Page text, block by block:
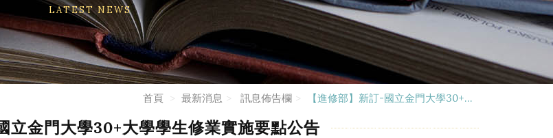
LATEST NEWS
首頁 最新消息 訊息佈告欄 【進修部】新訂-國立金門大學30+...
立金門大學30+大學學生修業實施要點公告